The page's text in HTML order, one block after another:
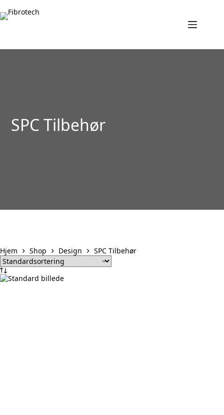
til
indhold
SPC Tilbehør
Hjem Shop Design SPC Tilbehør